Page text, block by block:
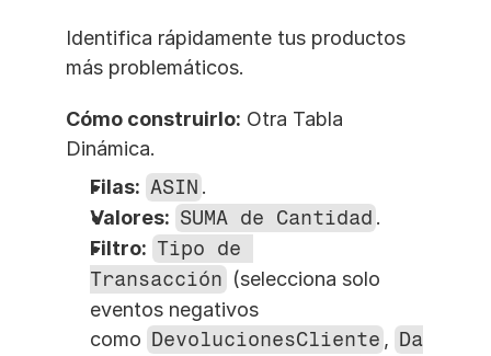
Identifica rápidamente tus productos
más problemáticos.
Cómo construirlo: Otra Tabla
Dinámica.
Filas: ASIN .
Valores: SUMA de Cantidad .
Filtro: Tipo de
Transacción (selecciona solo
eventos negativos
como DevolucionesCliente , Da